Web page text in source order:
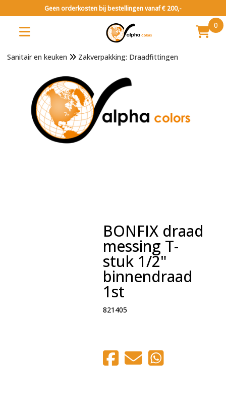
Geen orderkosten bij bestellingen vanaf € 200,-
0
Sanitair en keuken Zakverpakking: Draadfittingen
BONFIX draad
messing T-
stuk 1/2"
binnendraad
1st
821405